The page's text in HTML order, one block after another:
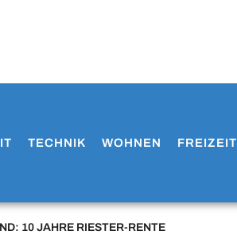
TECHNIK WOHNEN FREIZEIT
10 JAHRE RIESTER-RENTE